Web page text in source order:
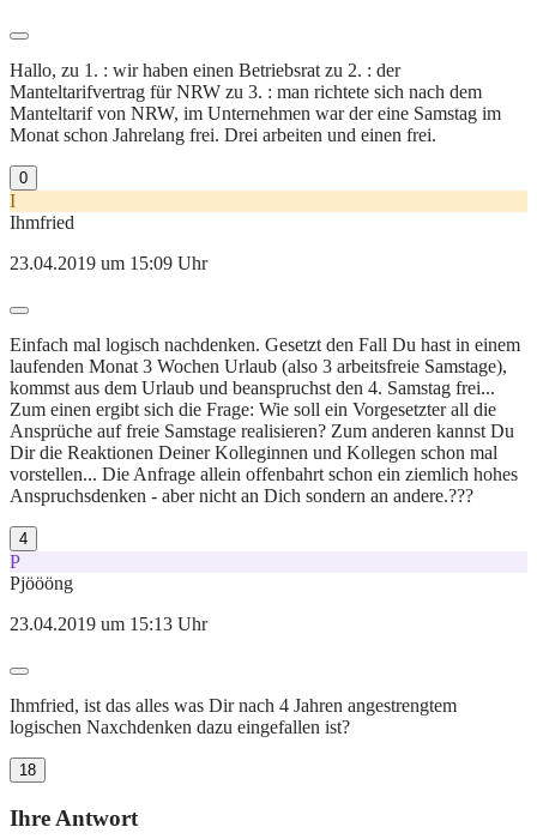
Hallo, zu 1. : wir haben einen Betriebsrat zu 2. : der
Manteltarifvertrag für NRW zu 3. : man richtete sich nach dem
Manteltarif von NRW, im Unternehmen war der eine Samstag im
Monat schon Jahrelang frei. Drei arbeiten und einen frei.
0
I
Ihmfried
23.04.2019 um 15:09 Uhr
Einfach mal logisch nachdenken. Gesetzt den Fall Du hast in einem
laufenden Monat 3 Wochen Urlaub (also 3 arbeitsfreie Samstage),
kommst aus dem Urlaub und beanspruchst den 4. Samstag frei...
Zum einen ergibt sich die Frage: Wie soll ein Vorgesetzter all die
Ansprüche auf freie Samstage realisieren? Zum anderen kannst Du
Dir die Reaktionen Deiner Kolleginnen und Kollegen schon mal
vorstellen... Die Anfrage allein offenbahrt schon ein ziemlich hohes
Anspruchsdenken - aber nicht an Dich sondern an andere.???
4
P
Pjöööng
23.04.2019 um 15:13 Uhr
Ihmfried, ist das alles was Dir nach 4 Jahren angestrengtem
logischen Naxchdenken dazu eingefallen ist?
18
Ihre Antwort